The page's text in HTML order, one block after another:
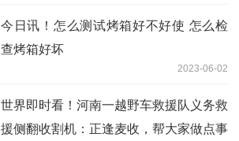
今日讯！怎么测试烤箱好不好使 怎么检
查烤箱好坏
2023-06-02
世界即时看！河南一越野车救援队义务救
援侧翻收割机：正逢麦收，帮大家做点事